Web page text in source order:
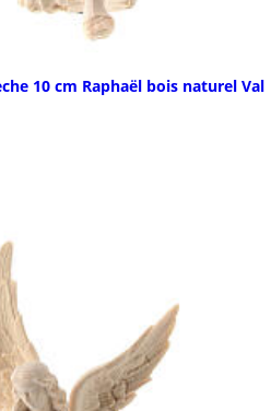
10 cm Raphaël bois naturel Val